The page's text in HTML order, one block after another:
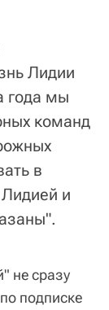
Лидии
года мы
команд
в
и
не сразу
подписке